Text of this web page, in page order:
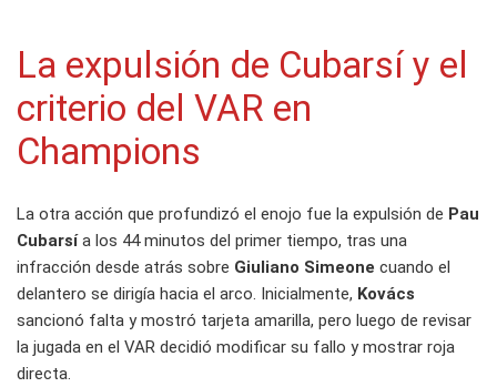
La expulsión de Cubarsí y el
criterio del VAR en
Champions
La otra acción que profundizó el enojo fue la expulsión de Pau
Cubarsía los 44 minutos del primer tiempo, tras una
infracción desde atrás sobre Giuliano Simeone cuando el
delantero se dirigía hacia el arco. Inicialmente, Kovács
sancionó falta y mostró tarjeta amarilla, pero luego de revisar
la jugada en el VAR decidió modificar su fallo y mostrar roja
directa.